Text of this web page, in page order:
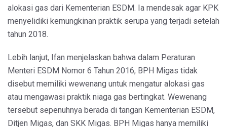
alokasi gas dari Kementerian ESDM. Ia mendesak agar KPK
menyelidiki kemungkinan praktik serupa yang terjadi setelah
tahun 2018.
Lebih lanjut, Ifan menjelaskan bahwa dalam Peraturan
Menteri ESDM Nomor 6 Tahun 2016, BPH Migas tidak
disebut memiliki wewenang untuk mengatur alokasi gas
atau mengawasi praktik niaga gas bertingkat. Wewenang
tersebut sepenuhnya berada di tangan Kementerian ESDM,
Ditjen Migas, dan SKK Migas. BPH Migas hanya memiliki